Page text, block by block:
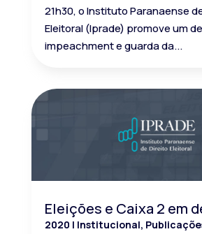
21h30, o Instituto Paranaense
Eleitoral (Iprade) promove um
impeachment e guarda da...
Eleições e Caixa 2 em
2020 | Institucional,